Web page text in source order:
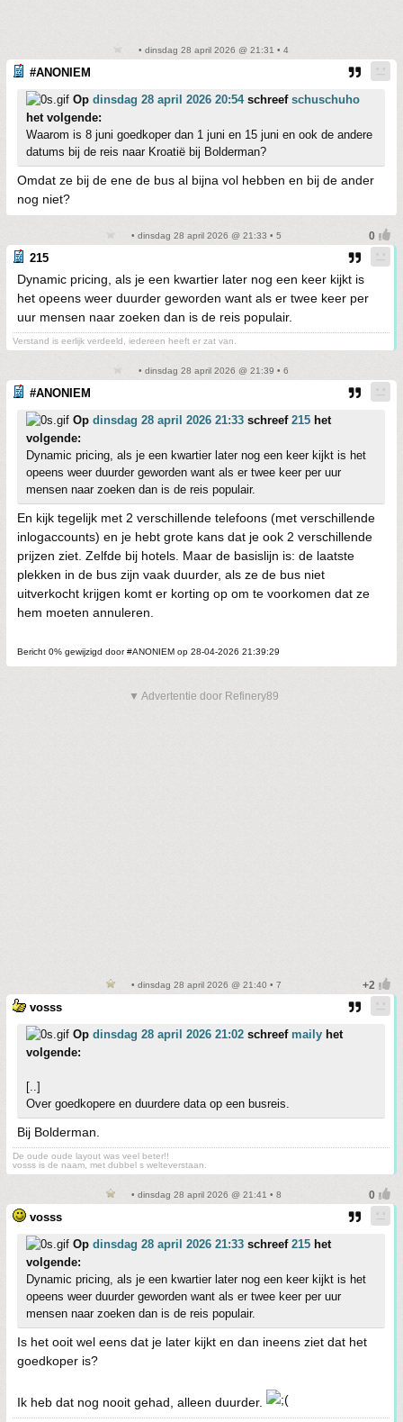
• dinsdag 28 april 2026 @ 21:31 • 4
#ANONIEM
Op dinsdag 28 april 2026 20:54schreef schuschuho
het volgende:
Waarom is 8 juni goedkoper dan 1 juni en 15 juni en ook de andere
datums bij de reis naar Kroatië bij Bolderman?
Omdat ze bij de ene de bus al bijna vol hebben en bij de ander
nog niet?
• dinsdag 28 april 2026 @ 21:33 • 5
215
Dynamic pricing, als je een kwartier later nog een keer kijkt is
het opeens weer duurder geworden want als er twee keer per
uur mensen naar zoeken dan is de reis populair.
Verstand is eerlijk verdeeld, iedereen heeft er zat van.
• dinsdag 28 april 2026 @ 21:39 • 6
#ANONIEM
Op dinsdag 28 april 2026 21:33 schreef 215 het
volgende:
Dynamic pricing, als je een kwartier later nog een keer kijkt is het
opeens weer duurder geworden want als er twee keer per uur
mensen naar zoeken dan is de reis populair.
En kijk tegelijk met 2 verschillende telefoons (met verschillende
inlogaccounts) en je hebt grote kans dat je ook 2 verschillende
prijzen ziet. Zelfde bij hotels. Maar de basislijn is: de laatste
plekken in de bus zijn vaak duurder, als ze de bus niet
uitverkocht krijgen komt er korting op om te voorkomen dat ze
hem moeten annuleren.
Bericht 0% gewijzigd door #ANONIEM op 28-04-2026 21:39:29
▼ Advertentie door Refinery89
• dinsdag 28 april 2026 @ 21:40 • 7
vosss
Op dinsdag 28 april 2026 21:02 schreef maily het
volgende:
[..]
Over goedkopere en duurdere data op een busreis.
Bij Bolderman.
De oude oude layout was veel beter!!
vosss is de naam, met dubbel s welteverstaan.
• dinsdag 28 april 2026 @ 21:41 • 8
vosss
Op dinsdag 28 april 2026 21:33 schreef 215 het
volgende:
Dynamic pricing, als je een kwartier later nog een keer kijkt is het
opeens weer duurder geworden want als er twee keer per uur
mensen naar zoeken dan is de reis populair.
Is het ooit wel eens dat je later kijkt en dan ineens ziet dat het
goedkoper is?
Ik heb dat nog nooit gehad, alleen duurder.